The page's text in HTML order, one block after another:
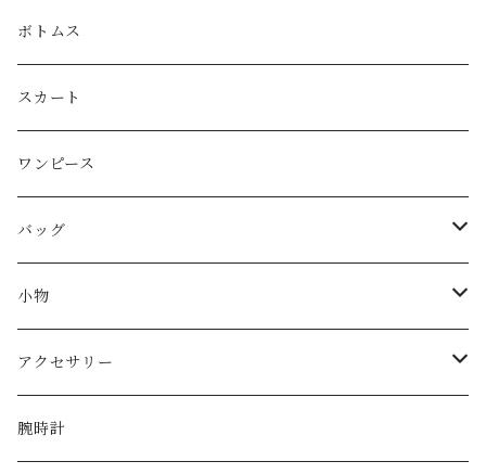
LOEWE
Christian Dior
CELINE
FENDI
miu miu
Martin Margiela
Yves Saint Laurent
ボトムス
スカート
ワンピース
バッグ
ショルダーバッグ
ハンド/トートバッグ
リュック
小物
帽子
ベルト
アクセサリー
ネックレス
腕時計